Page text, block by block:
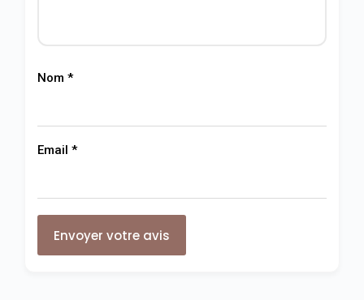
Nom *
Email *
Envoyer votre avis